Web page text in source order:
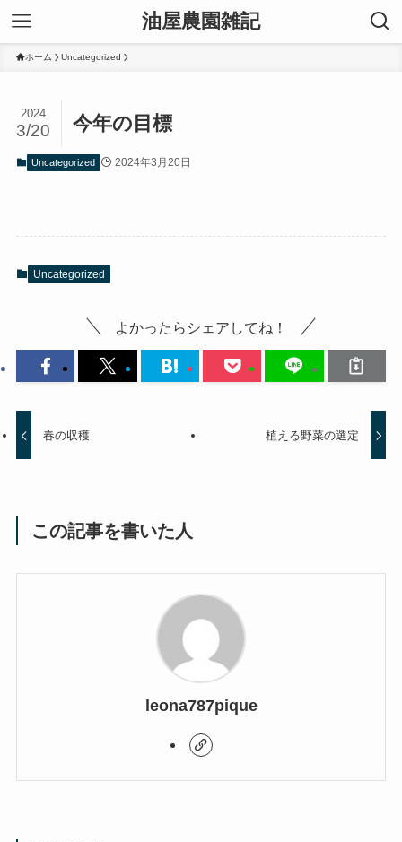
油屋農園雑記
ホーム Uncategorized
今年の目標
2024
3/20
Uncategorized 2024年3月20日
Uncategorized
よかったらシェアしてね！
春の収穫 植える野菜の選定
この記事を書いた人
leona787pique